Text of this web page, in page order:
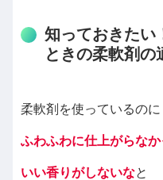
知っておきたい
ときの柔軟剤の
柔軟剤を使っているのに
ふわふわに仕上がらなか
いい香りがしないなと